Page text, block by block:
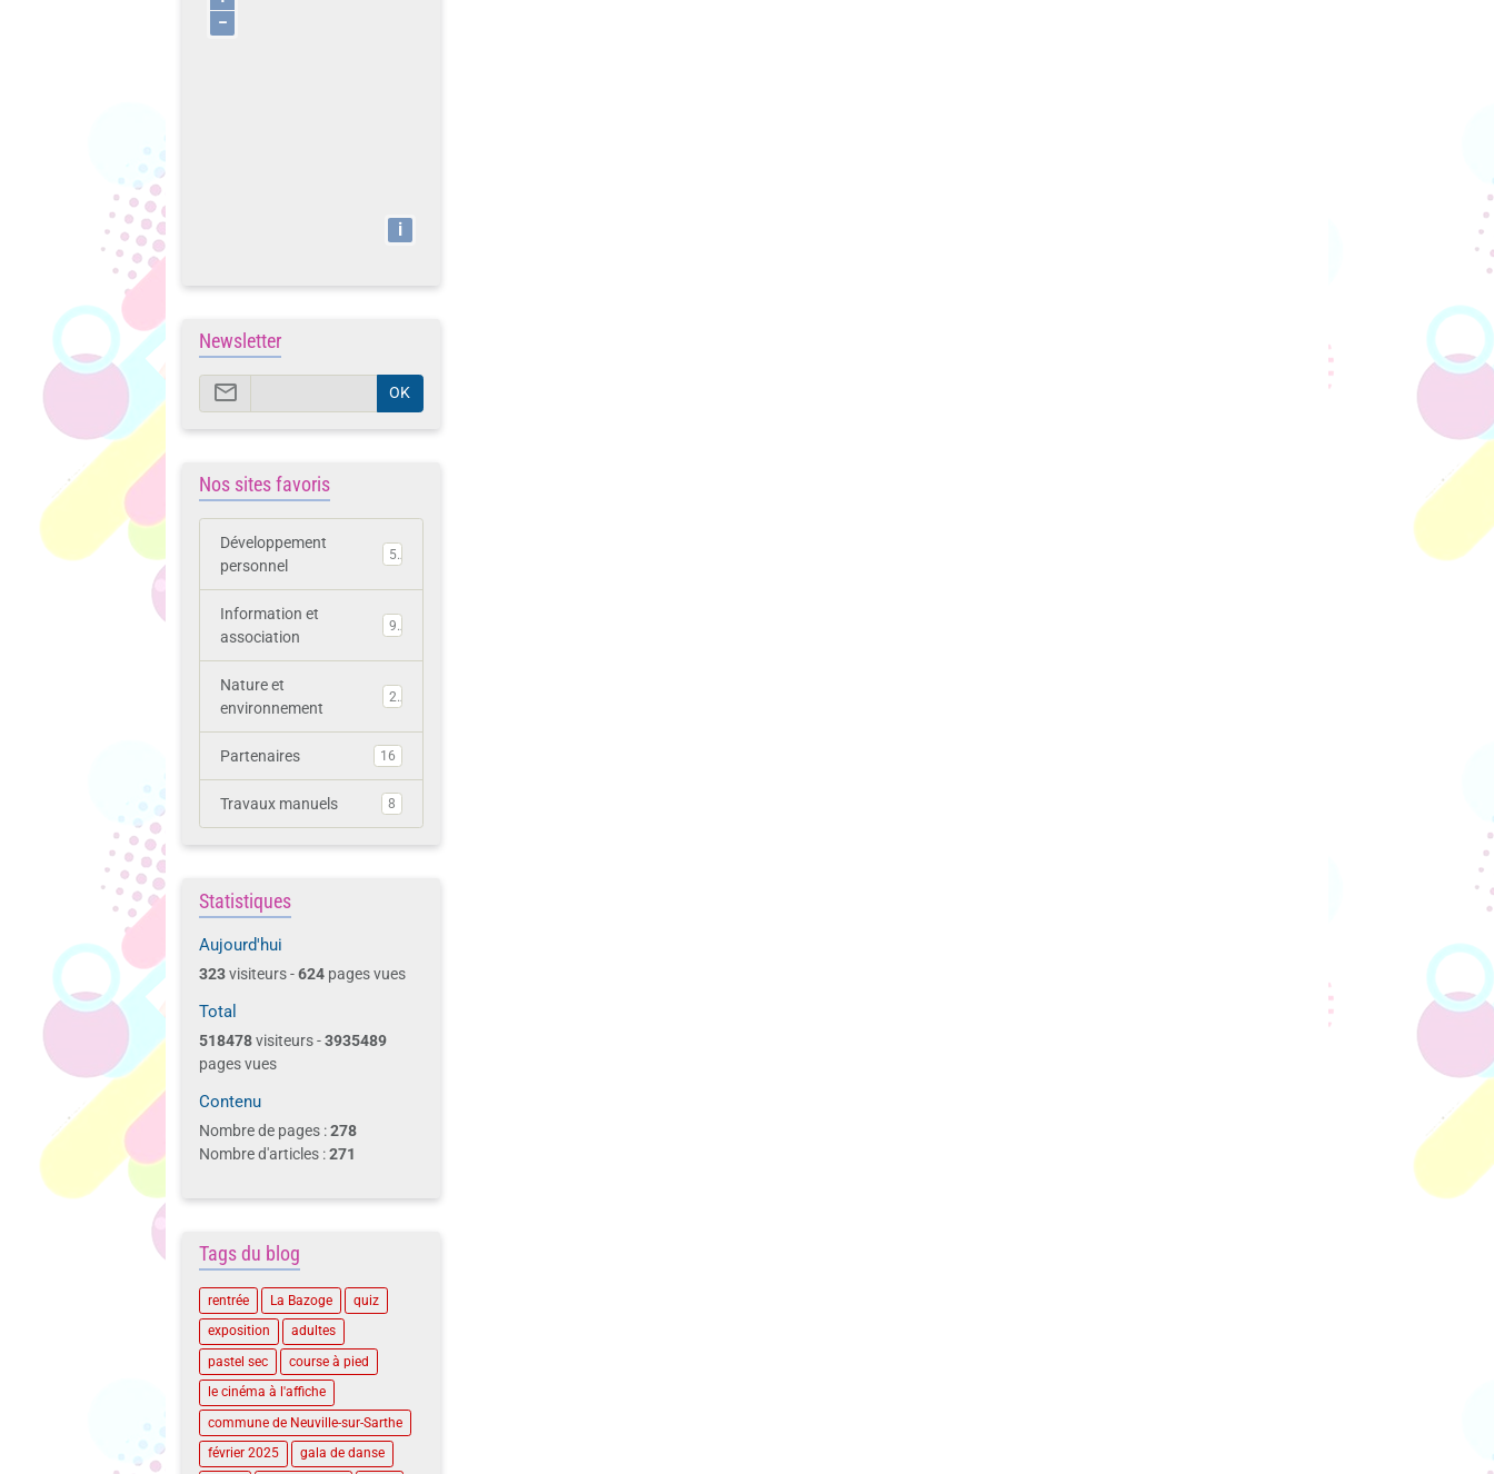
−
i
Newsletter
OK
Nos sites favoris
Développement
personnel
5
Information et
association
9
Nature et
environnement
2
Partenaires 16
Travaux manuels 8
Statistiques
Aujourd'hui
323visiteurs -624 pages vues
Total
518478visiteurs -3935489
pages vues
Contenu
Nombre de pages :278
Nombre d'articles :271
Tags du blog
rentrée La Bazoge
quiz
exposition
adultes
pastel sec
course à pied
le cinéma à l'affiche
commune de Neuville-sur-Sarthe
février 2025
gala de danse